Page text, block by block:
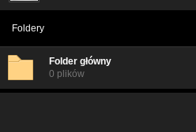
Foldery
Folder główny
0 plików